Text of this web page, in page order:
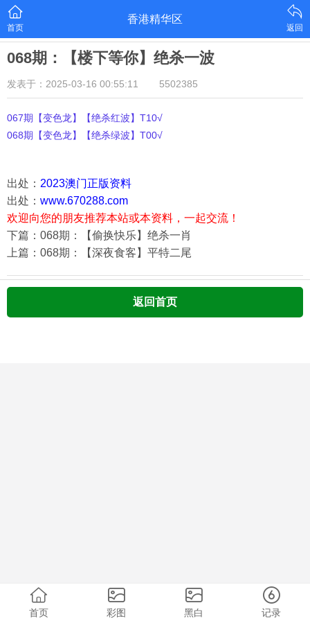
首页
香港精华区
返回
068期：【楼下等你】绝杀一波
发表于：2025-03-16 00:55:11 5502385
067期【变色龙】【绝杀红波】T10√
068期【变色龙】【绝杀绿波】T00√
出处： 2023澳门正版资料
出处： www.670288.com
欢迎向您的朋友推荐本站或本资料，一起交流！
下篇：068期：【偷换快乐】绝杀一肖
上篇：068期：【深夜食客】平特二尾
返回首页
首页 彩图 黑白 记录